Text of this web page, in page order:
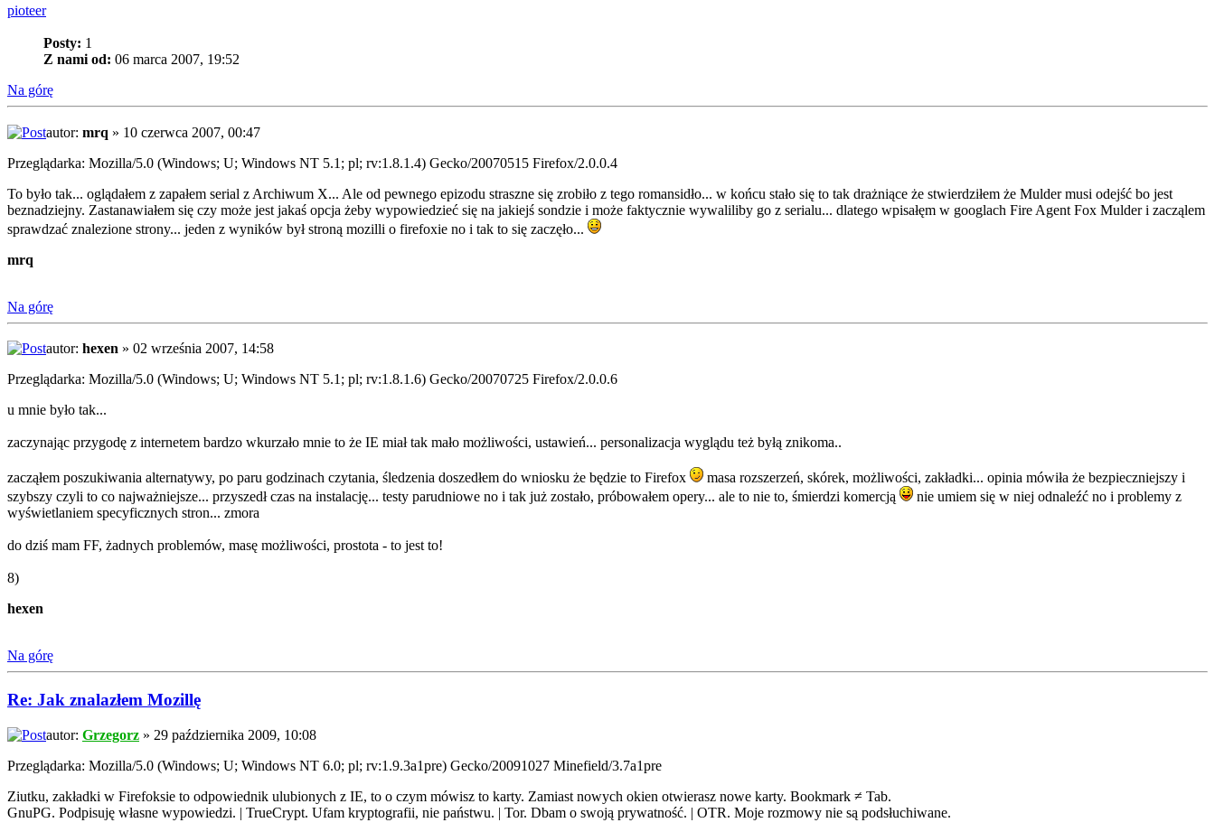
pioteer
Posty: 1
Z nami od: 06 marca 2007, 19:52
Na górę
autor: mrq » 10 czerwca 2007, 00:47
Przeglądarka: Mozilla/5.0 (Windows; U; Windows NT 5.1; pl; rv:1.8.1.4) Gecko/20070515 Firefox/2.0.0.4
To było tak... oglądałem z zapałem serial z Archiwum X... Ale od pewnego epizodu straszne się zrobiło z tego romansidło... w końcu stało się to tak drażniące że stwierdziłem że Mulder musi odejść bo jest
beznadziejny. Zastanawiałem się czy może jest jakaś opcja żeby wypowiedzieć się na jakiejś sondzie i może faktycznie wywaliliby go z serialu... dlatego wpisałęm w googlach Fire Agent Fox Mulder i zacząlem
sprawdzać znalezione strony... jeden z wyników był stroną mozilli o firefoxie no i tak to się zaczęło...
mrq
Na górę
autor: hexen » 02 września 2007, 14:58
Przeglądarka: Mozilla/5.0 (Windows; U; Windows NT 5.1; pl; rv:1.8.1.6) Gecko/20070725 Firefox/2.0.0.6
u mnie było tak...
zaczynając przygodę z internetem bardzo wkurzało mnie to że IE miał tak mało możliwości, ustawień... personalizacja wyglądu też byłą znikoma..
zacząłem poszukiwania alternatywy, po paru godzinach czytania, śledzenia doszedłem do wniosku że będzie to Firefox
masa rozszerzeń, skórek, możliwości, zakładki... opinia mówiła że bezpieczniejszy i
szybszy czyli to co najważniejsze... przyszedł czas na instalację... testy parudniowe no i tak już zostało, próbowałem opery... ale to nie to, śmierdzi komercją
nie umiem się w niej odnaleźć no i problemy z
wyświetlaniem specyficznych stron... zmora
do dziś mam FF, żadnych problemów, masę możliwości, prostota - to jest to!
8)
hexen
Na górę
Re: Jak znalazłem Mozillę
autor: Grzegorz » 29 października 2009, 10:08
Przeglądarka: Mozilla/5.0 (Windows; U; Windows NT 6.0; pl; rv:1.9.3a1pre) Gecko/20091027 Minefield/3.7a1pre
Ziutku, zakładki w Firefoksie to odpowiednik ulubionych z IE, to o czym mówisz to karty. Zamiast nowych okien otwierasz nowe karty. Bookmark ≠ Tab.
GnuPG. Podpisuję własne wypowiedzi. | TrueCrypt. Ufam kryptografii, nie państwu. | Tor. Dbam o swoją prywatność. | OTR. Moje rozmowy nie są podsłuchiwane.